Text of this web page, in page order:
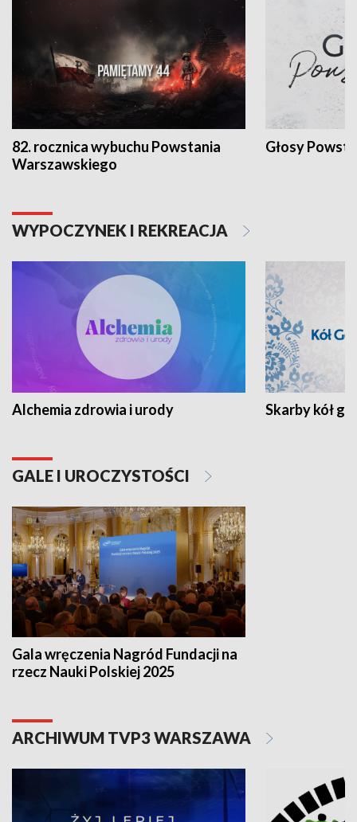
82. rocznica wybuchu Powstania
Warszawskiego
Głosy
WYPOCZYNEK I REKREACJA
Alchemia zdrowia i urody Skarby kół
GALE I UROCZYSTOŚCI
Gala wręczenia Nagród Fundacji na
rzecz Nauki Polskiej 2025
ARCHIWUM TVP3 WARSZAWA